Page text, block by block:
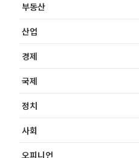
부동산
산업
경제
국제
정치
사회
오피니언